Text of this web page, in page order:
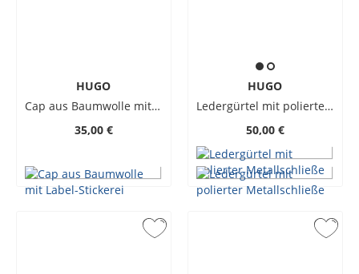
HUGO
Cap aus Baumwolle mit Label-Stickerei
35,00 €
HUGO
Ledergürtel mit polierter Metallschließe
50,00 €